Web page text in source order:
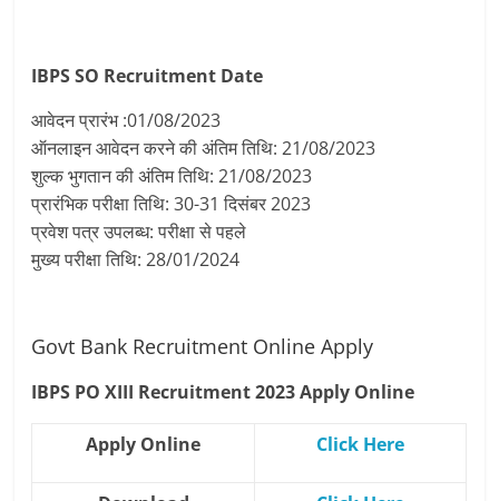
IBPS SO Recruitment Date
आवेदन प्रारंभ :01/08/2023
ऑनलाइन आवेदन करने की अंतिम तिथि: 21/08/2023
शुल्क भुगतान की अंतिम तिथि: 21/08/2023
प्रारंभिक परीक्षा तिथि: 30-31 दिसंबर 2023
प्रवेश पत्र उपलब्ध: परीक्षा से पहले
मुख्य परीक्षा तिथि: 28/01/2024
Govt Bank Recruitment Online Apply
IBPS PO XIII Recruitment 2023Apply Online
Apply Online Click Here